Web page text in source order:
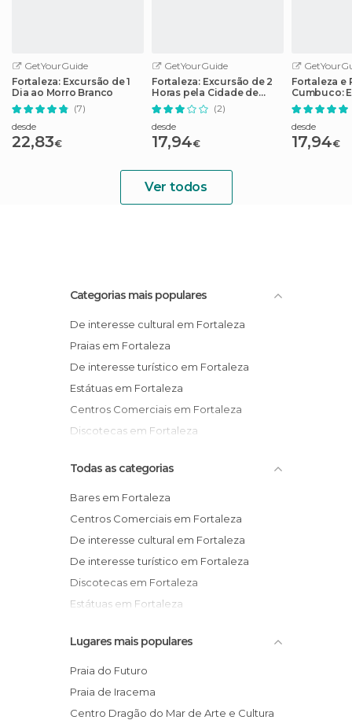
GetYourGuide
Fortaleza: Excursão de 1
Dia ao Morro Branco
(7)
desde
22,83€
GetYourGuide
Fortaleza: Excursão de 2
Horas pela Cidade de
Manhã
(2)
desde
17,94€
Fortaleza e
Cumbuco:
Dia
desde
17,94€
Ver todos
Categorias mais populares
De interesse cultural em Fortaleza
Praias em Fortaleza
De interesse turístico em Fortaleza
Estátuas em Fortaleza
Centros Comerciais em Fortaleza
Discotecas em Fortaleza
Todas as categorias
Bares em Fortaleza
Centros Comerciais em Fortaleza
De interesse cultural em Fortaleza
De interesse turístico em Fortaleza
Discotecas em Fortaleza
Estátuas em Fortaleza
Mercados em Fortaleza
Museus em Fortaleza
Praias em Fortaleza
Teatros em Fortaleza
Lugares mais populares
Praia do Futuro
Praia de Iracema
Centro Dragão do Mar de Arte e Cultura